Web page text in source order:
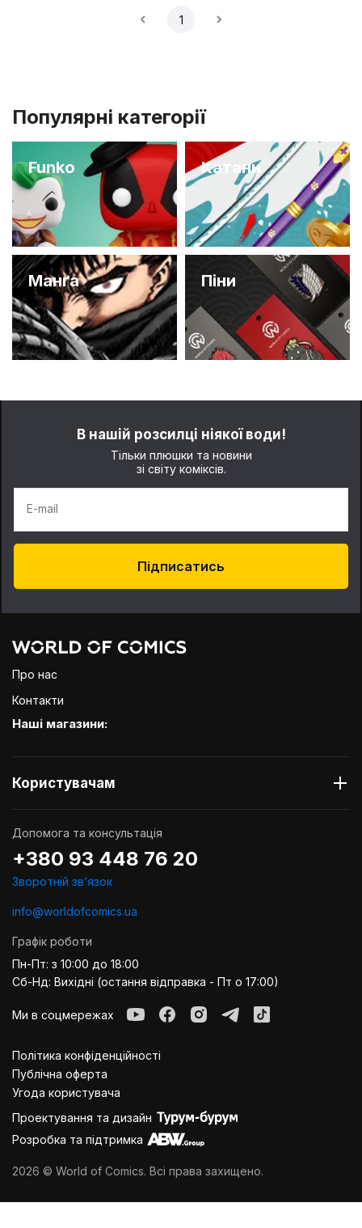
1
Популярні категорії
Funko Катани
Манґа Піни
В нашій розсилці ніякої води!
Тільки плюшки та новини
зі світу коміксів.
E-mail
Підписатись
Про нас
Контакти
Наші магазини:
Користувачам
Допомога та консультація
+380 93 448 76 20
Зворотній звʼязок
info@worldofcomics.ua
Графік роботи
Пн-Пт: з 10:00 до 18:00
Сб-Нд: Вихідні (остання відправка - Пт о 17:00)
Ми в соцмережах
Політика конфіденційності
Публiчна оферта
Угода користувача
Проектування та дизайн
Розробка та підтримка
2026 © World of Comics. Всі права захищено.